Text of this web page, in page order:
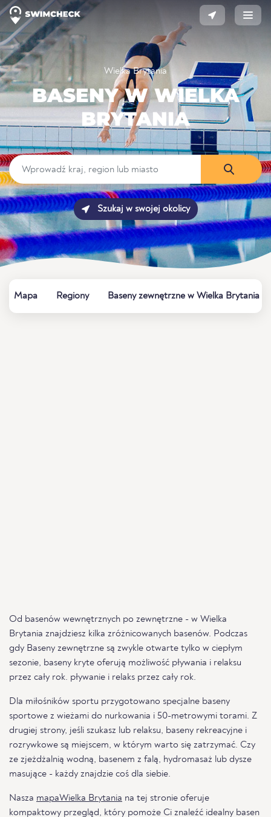
Wielka Brytania
BASENY W WIELKA
BRYTANIA
Szukaj w swojej okolicy
Mapa Regiony Baseny zewnętrzne w Wielka Brytania
Od basenów wewnętrznych po zewnętrzne - w Wielka
Brytania znajdziesz kilka zróżnicowanych basenów. Podczas
gdy Baseny zewnętrzne są zwykle otwarte tylko w ciepłym
sezonie, baseny kryte oferują możliwość pływania i relaksu
przez cały rok. pływanie i relaks przez cały rok.
Dla miłośników sportu przygotowano specjalne baseny
sportowe z wieżami do nurkowania i 50-metrowymi torami. Z
drugiej strony, jeśli szukasz lub relaksu, baseny rekreacyjne i
rozrywkowe są miejscem, w którym warto się zatrzymać. Czy
ze zjeżdżalnią wodną, basenem z falą, hydromasaż lub dysze
masujące - każdy znajdzie coś dla siebie.
Nasza mapaWielka Brytania na tej stronie oferuje
kompaktowy przegląd, który pomoże Ci znaleźć idealny basen